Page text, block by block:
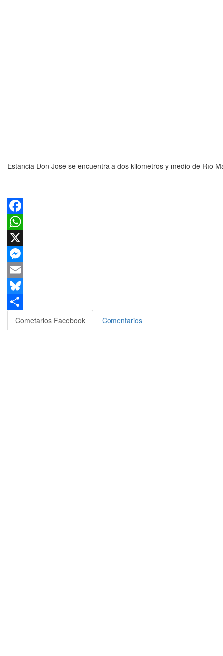
Estancia Don José se encuentra a dos kilómetros y medio de Río
Facebook
WhatsApp
X
Messenger
Email
Bluesky
Compartir
Cometarios Facebook Comentarios